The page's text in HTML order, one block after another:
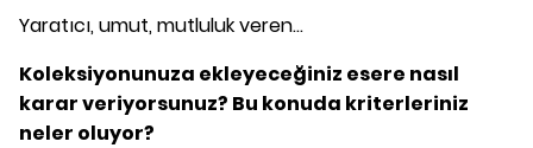
Yaratıcı, umut, mutluluk veren...
Koleksiyonunuza ekleyeceğiniz esere nasıl
karar veriyorsunuz? Bu konuda kriterleriniz
neler oluyor?